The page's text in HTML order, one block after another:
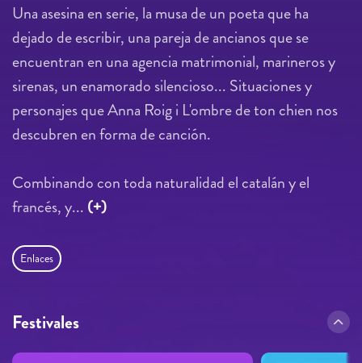
Una asesina en serie, la musa de un poeta que ha
dejado de escribir, una pareja de ancianos que se
encuentran en una agencia matrimonial, marineros y
sirenas, un enamorado silencioso... Situaciones y
personajes que Anna Roig i L'ombre de ton chien nos
descubren en forma de canción.
Combinando con toda naturalidad el catalán y el
francés, y... (+)
Enlaces
Festivales